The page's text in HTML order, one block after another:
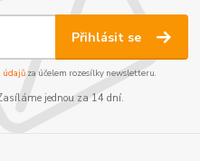
Přihlásit se
údajůza účelem rozesílky newsletteru.
jednou za 14 dní.